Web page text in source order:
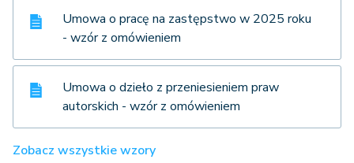
Umowa o pracę na zastępstwo w 2025 roku
- wzór z omówieniem
Umowa o dzieło z przeniesieniem praw
autorskich - wzór z omówieniem
Zobacz wszystkie wzory